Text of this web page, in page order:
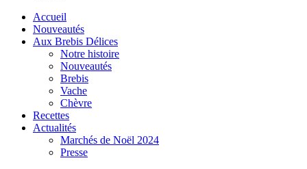
Accueil
Nouveautés
Aux Brebis Délices
Notre histoire
Nouveautés
Brebis
Vache
Chèvre
Recettes
Actualités
Marchés de Noël 2024
Presse